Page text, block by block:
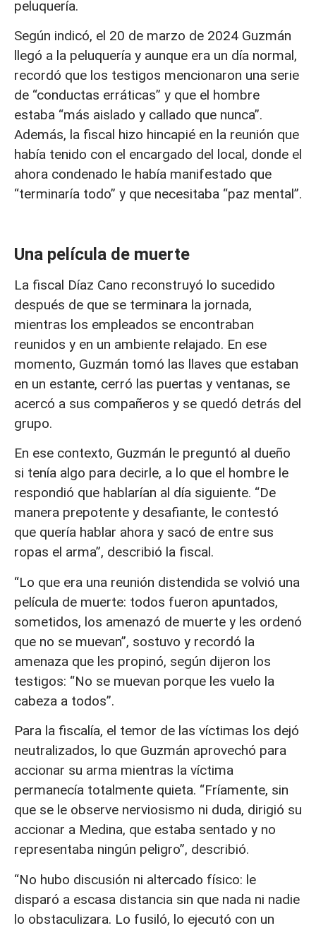
peluquería.
Según indicó, el 20 de marzo de 2024 Guzmán
llegó a la peluquería y aunque era un día normal,
recordó que los testigos mencionaron una serie
de “conductas erráticas” y que el hombre
estaba “más aislado y callado que nunca”.
Además, la fiscal hizo hincapié en la reunión que
había tenido con el encargado del local, donde el
ahora condenado le había manifestado que
“terminaría todo” y que necesitaba “paz mental”.
Una película de muerte
La fiscal Díaz Cano reconstruyó lo sucedido
después de que se terminara la jornada,
mientras los empleados se encontraban
reunidos y en un ambiente relajado. En ese
momento, Guzmán tomó las llaves que estaban
en un estante, cerró las puertas y ventanas, se
acercó a sus compañeros y se quedó detrás del
grupo.
En ese contexto, Guzmán le preguntó al dueño
si tenía algo para decirle, a lo que el hombre le
respondió que hablarían al día siguiente. “De
manera prepotente y desafiante, le contestó
que quería hablar ahora y sacó de entre sus
ropas el arma”, describió la fiscal.
“Lo que era una reunión distendida se volvió una
película de muerte: todos fueron apuntados,
sometidos, los amenazó de muerte y les ordenó
que no se muevan”, sostuvo y recordó la
amenaza que les propinó, según dijeron los
testigos: “No se muevan porque les vuelo la
cabeza a todos”.
Para la fiscalía, el temor de las víctimas los dejó
neutralizados, lo que Guzmán aprovechó para
accionar su arma mientras la víctima
permanecía totalmente quieta. “Fríamente, sin
que se le observe nerviosismo ni duda, dirigió su
accionar a Medina, que estaba sentado y no
representaba ningún peligro”, describió.
“No hubo discusión ni altercado físico: le
disparó a escasa distancia sin que nada ni nadie
lo obstaculizara. Lo fusiló, lo ejecutó con un